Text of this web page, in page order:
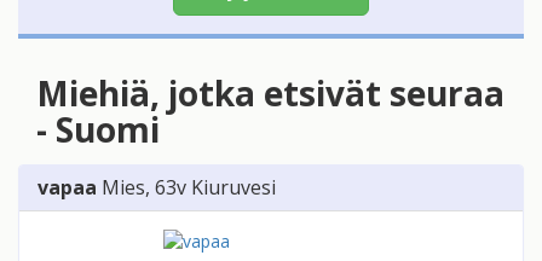
Miehiä, jotka etsivät seuraa
- Suomi
vapaa Mies, 63v Kiuruvesi